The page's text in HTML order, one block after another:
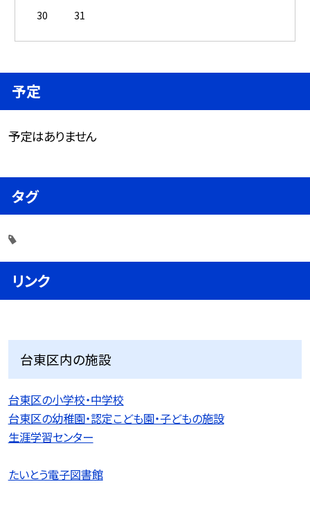
30
31
予定
予定はありません
タグ
リンク
台東区内の施設
台東区の小学校・中学校
台東区の幼稚園・認定こども園・子どもの施設
生涯学習センター
たいとう電子図書館